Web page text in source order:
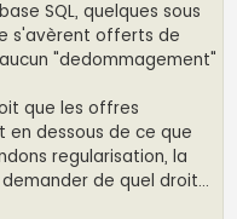
SQL, quelques sous
s'avèrent offerts de
"dedommagement"
que les offres
dessous de ce que
regularisation, la
de quel droit...